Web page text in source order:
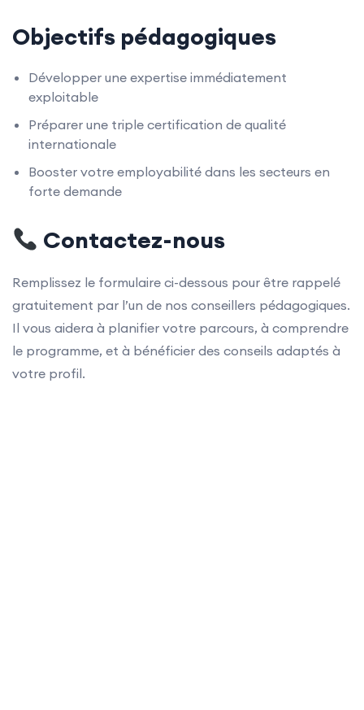
Objectifs pédagogiques
Développer une expertise immédiatement
exploitable
Préparer une triple certification de qualité
internationale
Booster votre employabilité dans les secteurs en
forte demande
Contactez-nous
Remplissez le formulaire ci-dessous pour être rappelé
gratuitement par l’un de nos conseillers pédagogiques.
Il vous aidera à planifier votre parcours, à comprendre
le programme, et à bénéficier des conseils adaptés à
votre profil.